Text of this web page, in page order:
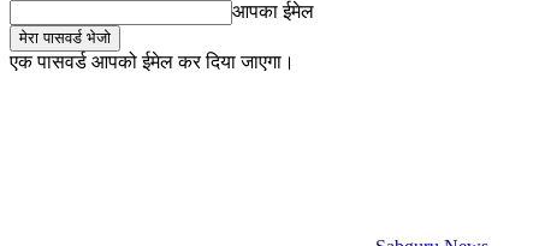
आपका ईमेल
एक पासवर्ड आपको ईमेल कर दिया जाएगा।